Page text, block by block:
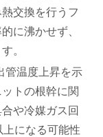
交換を行うフ
に沸かせず、
。
管温度上昇を示
トの根幹に関
や冷媒ガス回
になる可能性